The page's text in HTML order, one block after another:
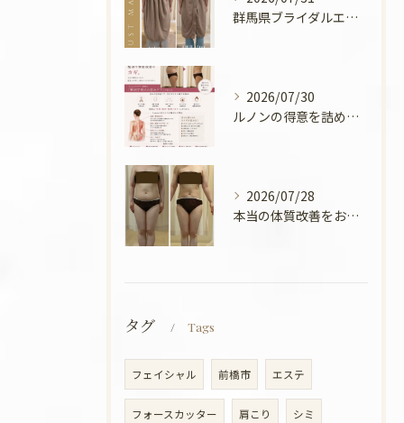
群馬県ブライダルエステ💍
2026/07/30
ルノンの得意を詰めてみました🧡
2026/07/28
本当の体質改善をお手伝い✨
タグ Tags
フェイシャル 前橋市 エステ
フォースカッター 肩こり シミ